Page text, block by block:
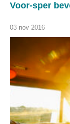
Voor-sper
03 nov 2016